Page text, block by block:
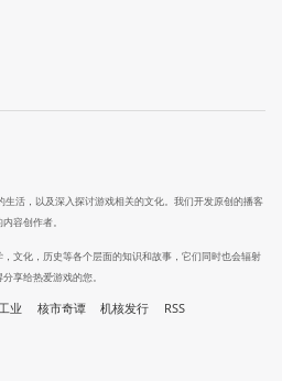
活，以及深入探讨游戏相关的文化。我们开发原创的播客
容创作者。
文化，历史等各个层面的知识和故事，它们同时也会辐射
享给热爱游戏的您。
业 核市奇谭 机核发行 RSS